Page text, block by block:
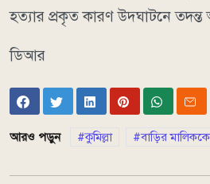
হত্যার প্রকৃত কারণ উদ্ঘাটনে তদন্ত
ডিআর
আরও পড়ুন কুমিল্লা বাড়ির